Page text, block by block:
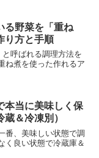
る野菜を「重ね
り方と手順
呼ばれる調理方法を
ね煮を使った作れるア
本当に美味しく保
＆冷凍別）
番、美味しい状態で調
く良い状態で冷蔵庫＆